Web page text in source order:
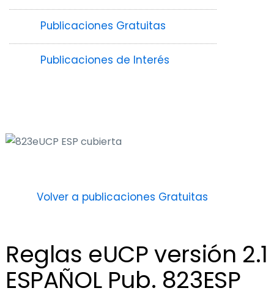
Publicaciones Gratuitas
Publicaciones de Interés
Volver a publicaciones Gratuitas
Reglas eUCP versión 2.1
ESPAÑOL Pub. 823ESP